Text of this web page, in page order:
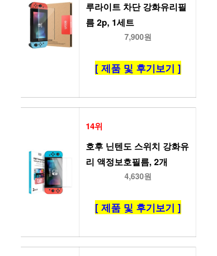
루라이트 차단 강화유리필
름 2p, 1세트
7,900원
[ 제품 및 후기보기 ]
14위
호후 닌텐도 스위치 강화유
리 액정보호필름, 2개
4,630원
[ 제품 및 후기보기 ]